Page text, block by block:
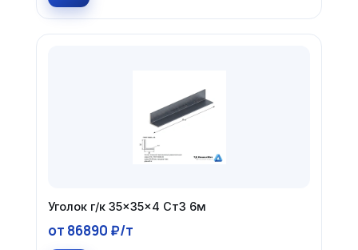
Уголок г/к 35×35×4 Ст3 6м
от 86890 ₽/т